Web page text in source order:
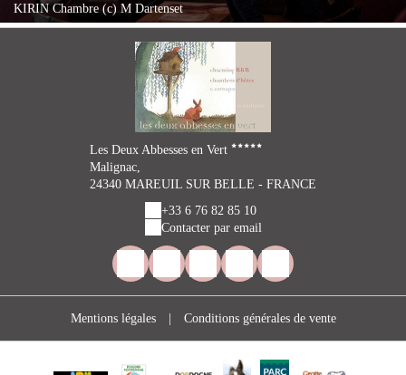
KIRIN Chambre (c) M Dartenset
Les Deux Abbesses en Vert
Malignac,
24340 MAREUIL SUR BELLE - FRANCE
+33 6 76 82 85 10
Contacter par email
Mentions légales | Conditions générales de vente